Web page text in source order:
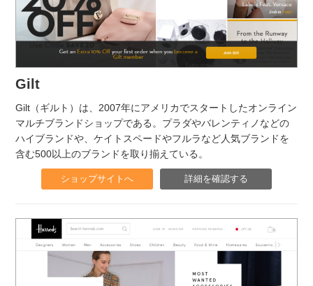
Gilt
Gilt（ギルト）は、2007年にアメリカでスタートしたオンライン
マルチブランドショップである。プラダやバレンティノなどの
ハイブランドや、ケイトスペードやフルラなど人気ブランドを
含む500以上のブランドを取り揃えている。
ショップサイトへ 詳細を確認する